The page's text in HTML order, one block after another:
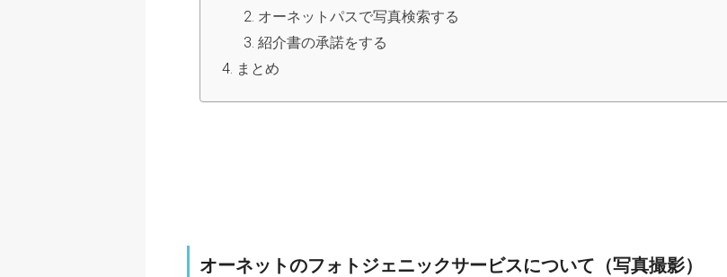
オーネットパスで写真検索する
紹介書の承諾をする
まとめ
オーネットのフォトジェニックサービスについて（写真撮影）